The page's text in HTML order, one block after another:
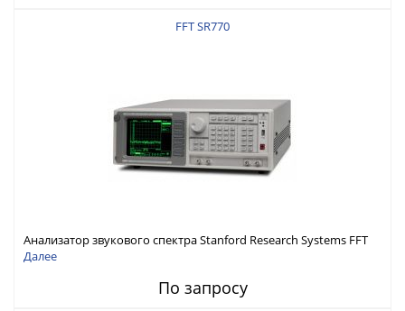
FFT SR770
Анализатор звукового спектра Stanford Research Systems FFT
SR770
Далее
По запросу